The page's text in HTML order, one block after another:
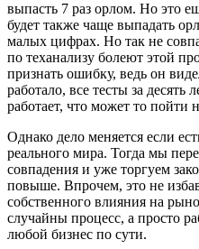
выпасть 7 раз орлом. Но это
будет также чаще выпадать
малых цифрах. Но так не
по теханализу болеют этой
признать ошибку, ведь он
работало, все тесты за
работает, что может то пойти
Однако дело меняется если
реального мира. Тогда мы
совпадения и уже торгуем
повыше. Впрочем, это не
собственного влияния на
случайны процесс, а просто
любой бизнес по сути.